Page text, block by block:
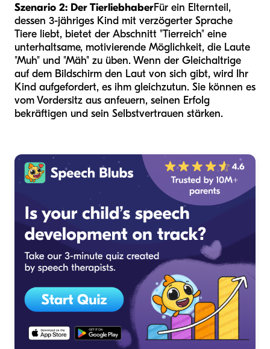
Szenario 2: Der TierliebhaberFür ein Elternteil,
dessen 3-jähriges Kind mit verzögerter Sprache
Tiere liebt, bietet der Abschnitt "Tierreich" eine
unterhaltsame, motivierende Möglichkeit, die Laute
"Muh" und "Mäh" zu üben. Wenn der Gleichaltrige
auf dem Bildschirm den Laut von sich gibt, wird Ihr
Kind aufgefordert, es ihm gleichzutun. Sie können es
vom Vordersitz aus anfeuern, seinen Erfolg
bekräftigen und sein Selbstvertrauen stärken.